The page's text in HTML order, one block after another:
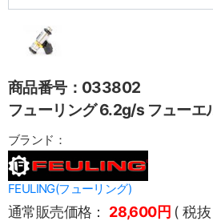
商品番号：033802
フューリング 6.2g/s フューエ
ブランド：
FEULING(フューリング)
通常販売価格： 28,600円 ( 税抜